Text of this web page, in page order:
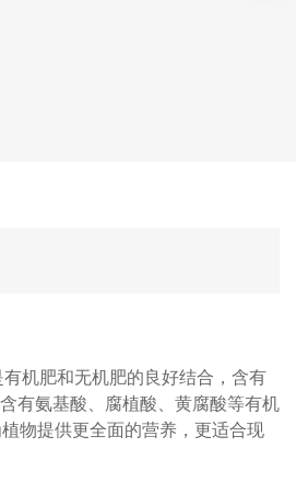
有机肥和无机肥的良好结合，含有
有氨基酸、腐植酸、黄腐酸等有机
物提供更全面的营养，更适合现